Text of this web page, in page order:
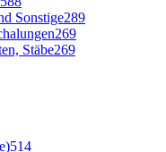
Sonstige289
269
Stäbe269
514